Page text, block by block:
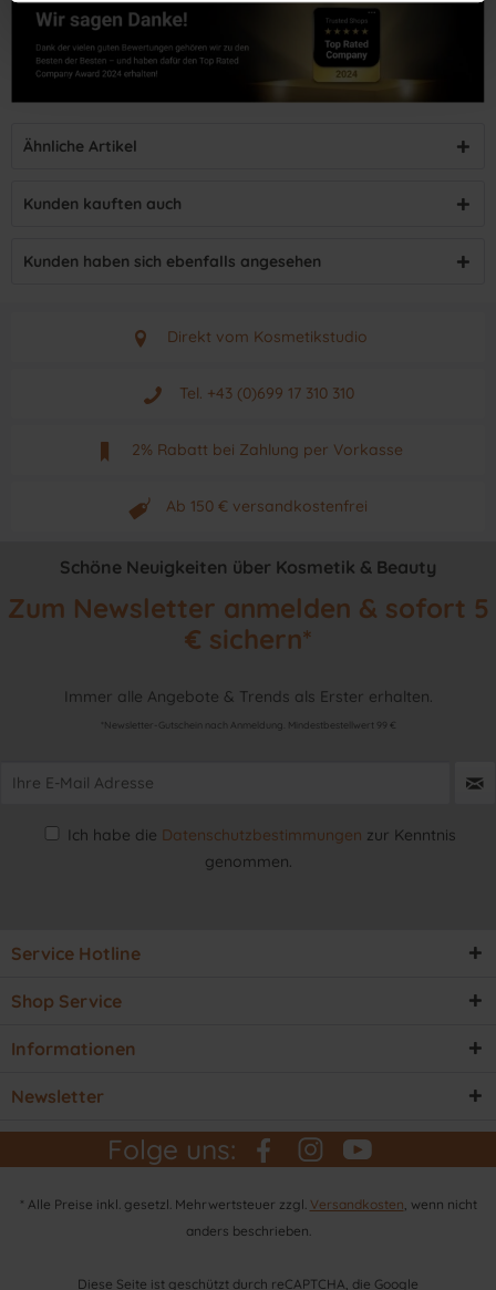
Ähnliche Artikel
Kunden kauften auch
Kunden haben sich ebenfalls angesehen
Direkt vom Kosmetikstudio
Aus Graz - Österreich
Tel. +43 (0)699 17 310 310
Mo - Fr. von 9 - 17 Uhr
2% Rabatt bei Zahlung per Vorkasse
Neuwertiges & aktuelles Produkt
Ab 150 € versandkostenfrei
Originalprodukt vom Hersteller
Schöne Neuigkeiten über Kosmetik & Beauty
Zum Newsletter anmelden & sofort 5
€ sichern*
Immer alle Angebote & Trends als Erster erhalten.
*Newsletter-Gutschein nach Anmeldung. Mindestbestellwert 99 €
Ich habe die Datenschutzbestimmungen zur Kenntnis
genommen.
Service Hotline
Shop Service
Informationen
Newsletter
Folge uns:
* Alle Preise inkl. gesetzl. Mehrwertsteuer zzgl. Versandkosten , wenn nicht
anders beschrieben.
Diese Seite ist geschützt durch reCAPTCHA, die Google